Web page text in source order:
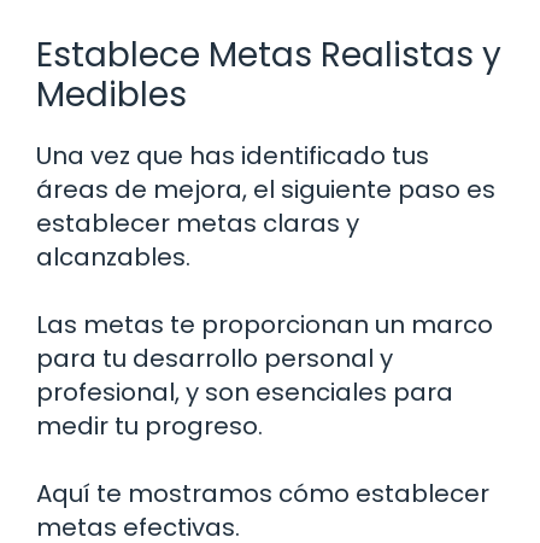
Establece Metas Realistas y
Medibles
Una vez que has identificado tus
áreas de mejora, el siguiente paso es
establecer metas claras y
alcanzables.
Las metas te proporcionan un marco
para tu desarrollo personal y
profesional, y son esenciales para
medir tu progreso.
Aquí te mostramos cómo establecer
metas efectivas.